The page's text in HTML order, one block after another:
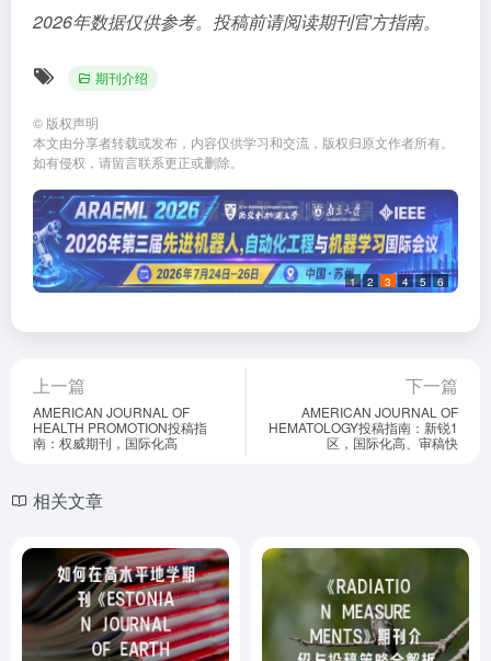
2026年数据仅供参考。投稿前请阅读期刊官方指南。
期刊介绍
© 版权声明
本文由分享者转载或发布，内容仅供学习和交流，版权归原文作者所有。
如有侵权，请留言联系更正或删除。
1 2 3 4 5 6
上一篇
AMERICAN JOURNAL OF
HEALTH PROMOTION投稿指
南：权威期刊，国际化高
下一篇
AMERICAN JOURNAL OF
HEMATOLOGY投稿指南：新锐1
区，国际化高、审稿快
相关文章